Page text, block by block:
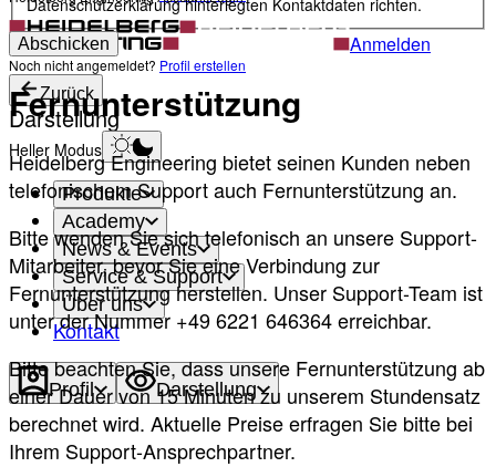
Anmelden
Noch nicht angemeldet? Profil erstellen
Zurück
Darstellung
Heller Modus
Produkte
Academy
News & Events
Service & Support
Über uns
Kontakt
Profil Darstellung
Datenschutzerklärung hinterlegten Kontaktdaten richten.
Abschicken
Fernunterstützung
Heidelberg Engineering bietet seinen Kunden neben
telefonischem Support auch Fernunterstützung an.
Bitte wenden Sie sich telefonisch an unsere Support-
Mitarbeiter, bevor Sie eine Verbindung zur
Fernunterstützung herstellen. Unser Support-Team ist
unter der Nummer +49 6221 646364 erreichbar.
Bitte beachten Sie, dass unsere Fernunterstützung ab
einer Dauer von 15 Minuten zu unserem Stundensatz
berechnet wird. Aktuelle Preise erfragen Sie bitte bei
Ihrem Support-Ansprechpartner.